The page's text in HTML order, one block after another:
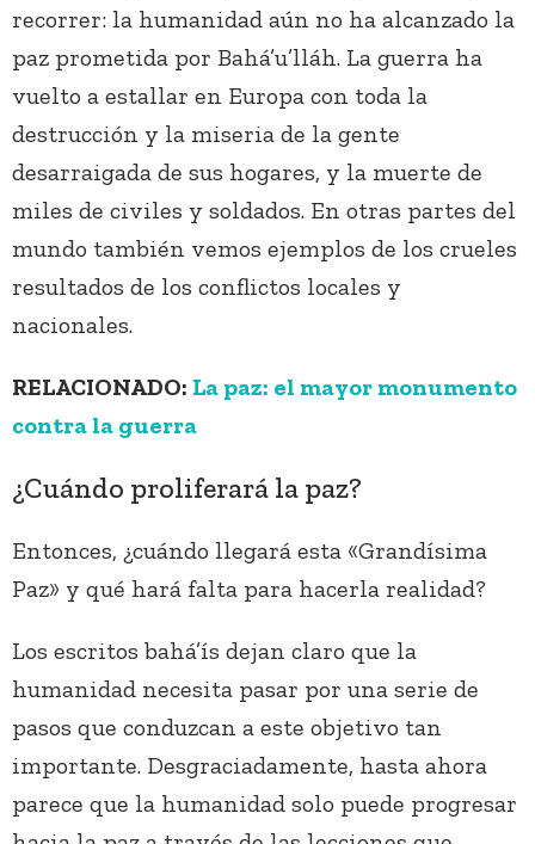
recorrer: la humanidad aún no ha alcanzado la
paz prometida por Bahá’u’lláh. La guerra ha
vuelto a estallar en Europa con toda la
destrucción y la miseria de la gente
desarraigada de sus hogares, y la muerte de
miles de civiles y soldados. En otras partes del
mundo también vemos ejemplos de los crueles
resultados de los conflictos locales y
nacionales.
RELACIONADO: La paz: el mayor monumento
contra la guerra
¿Cuándo proliferará la paz?
Entonces, ¿cuándo llegará esta «Grandísima
Paz» y qué hará falta para hacerla realidad?
Los escritos bahá’ís dejan claro que la
humanidad necesita pasar por una serie de
pasos que conduzcan a este objetivo tan
importante. Desgraciadamente, hasta ahora
parece que la humanidad solo puede progresar